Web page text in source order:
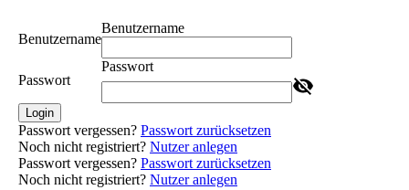
Benutzername
Benutzername
Passwort
Passwort
Login
Passwort vergessen? Passwort zurücksetzen
Noch nicht registriert? Nutzer anlegen
Passwort vergessen? Passwort zurücksetzen
Noch nicht registriert? Nutzer anlegen